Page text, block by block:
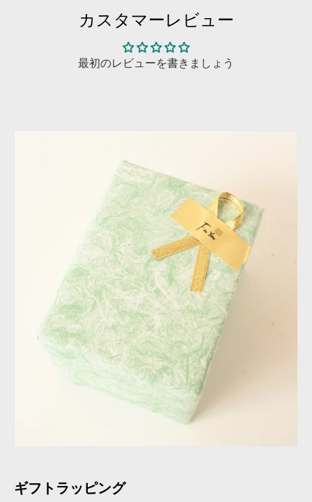
カスタマーレビュー
最初のレビューを書きましょう
ギフトラッピング